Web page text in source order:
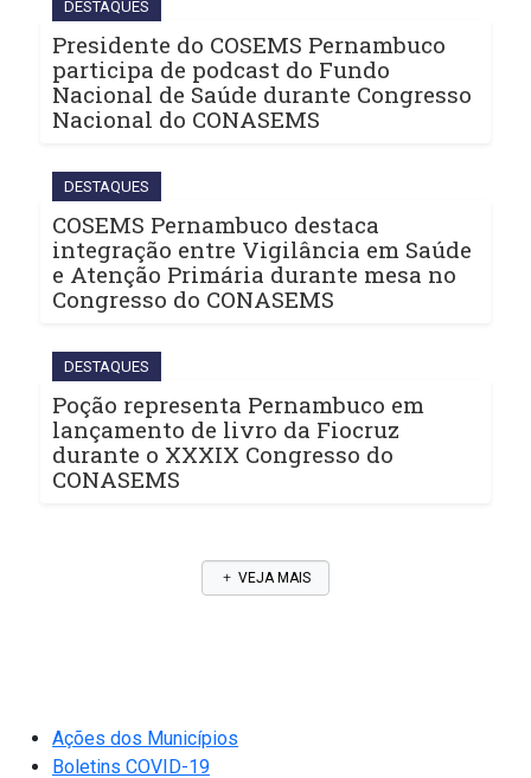
DESTAQUES
Presidente do COSEMS Pernambuco
participa de podcast do Fundo
Nacional de Saúde durante Congresso
Nacional do CONASEMS
DESTAQUES
COSEMS Pernambuco destaca
integração entre Vigilância em Saúde
e Atenção Primária durante mesa no
Congresso do CONASEMS
DESTAQUES
Poção representa Pernambuco em
lançamento de livro da Fiocruz
durante o XXXIX Congresso do
CONASEMS
VEJA MAIS
Ações dos Municípios
Boletins COVID-19